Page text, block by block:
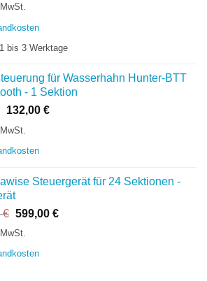
204,24 €
1 bis 3 Werktage
für Wasserhahn Hunter-BTT
- 1 Sektion
Ursprünglicher
Preis
149,63 €
132,00 €Aktueller
Steuergerät für 24 Sektionen -
€ Ursprünglicher
Preis
1.276,24 €
599,00 €Aktueller